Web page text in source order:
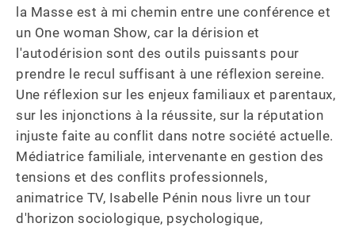
la Masse est à mi chemin entre une conférence et
un One woman Show, car la dérision et
l'autodérision sont des outils puissants pour
prendre le recul suffisant à une réflexion sereine.
Une réflexion sur les enjeux familiaux et parentaux,
sur les injonctions à la réussite, sur la réputation
injuste faite au conflit dans notre société actuelle.
Médiatrice familiale, intervenante en gestion des
tensions et des conflits professionnels,
animatrice TV, Isabelle Pénin nous livre un tour
d'horizon sociologique, psychologique,